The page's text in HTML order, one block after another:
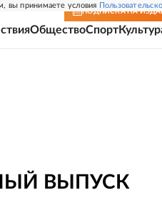
вы принимаете условия
ПОДПИСКА НА
ОбществоСпорт
ВЫПУСК